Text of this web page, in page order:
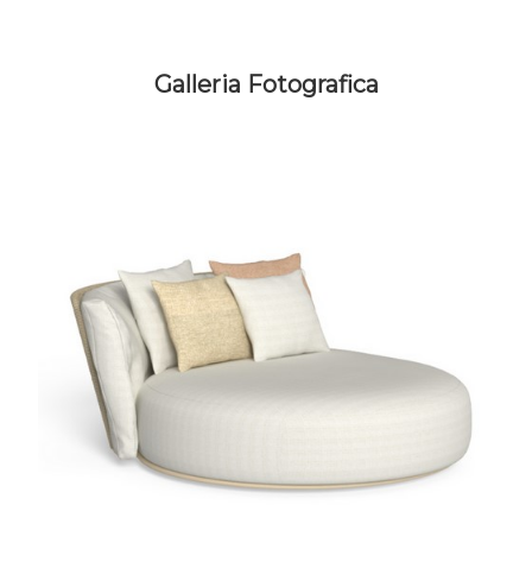
Galleria Fotografica